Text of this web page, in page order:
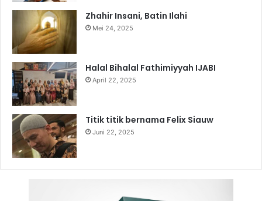
Zhahir Insani, Batin Ilahi
Mei 24, 2025
Halal Bihalal Fathimiyyah IJABI
April 22, 2025
Titik titik bernama Felix Siauw
Juni 22, 2025